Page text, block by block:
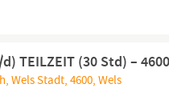
TEILZEIT (30 Std) –
Wels Stadt, 4600, Wels